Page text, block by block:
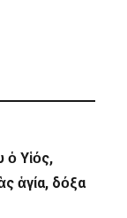
ὁ Υἱός,
ἁγία, δόξα